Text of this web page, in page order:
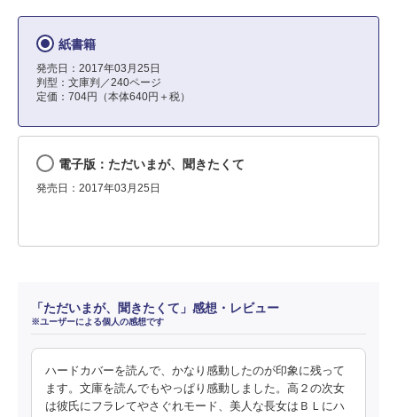
紙書籍
発売日：2017年03月25日
判型：文庫判／240ページ
定価：704円（本体640円＋税）
電子版：ただいまが、聞きたくて
発売日：2017年03月25日
「ただいまが、聞きたくて」感想・レビュー
※ユーザーによる個人の感想です
ハードカバーを読んで、かなり感動したのが印象に残って
ます。文庫を読んでもやっぱり感動しました。高２の次女
は彼氏にフラレてやさぐれモード、美人な長女はＢＬにハ